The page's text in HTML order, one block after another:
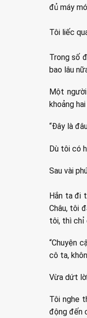
đủ máy
Tôi liếc
Trong số
bao lâu
Một
khoảng
“Đây là
Dù tôi có
Sau vài
Hắn ta đi
Châu, tôi
tôi, thì chỉ
“Chuyện
cô ta,
Vừa dứt
Tôi nghe
động đến